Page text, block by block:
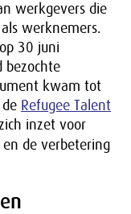
werkgevers die
werknemers.
30 juni
bezochte
kwam tot
Refugee Talent
inzet voor
de verbetering